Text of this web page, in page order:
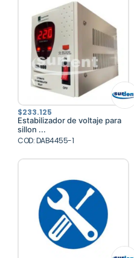
$233.125
Estabilizador de voltaje para
sillon ...
COD: DAB4455-1